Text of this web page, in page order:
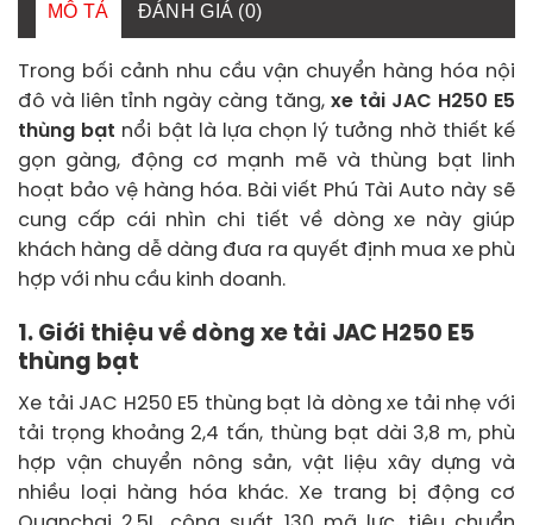
MÔ TẢ ĐÁNH GIÁ (0)
Trong bối cảnh nhu cầu vận chuyển hàng hóa nội
đô và liên tỉnh ngày càng tăng, xe tải JAC H250 E5
thùng bạt nổi bật là lựa chọn lý tưởng nhờ thiết kế
gọn gàng, động cơ mạnh mẽ và thùng bạt linh
hoạt bảo vệ hàng hóa. Bài viết Phú Tài Auto này sẽ
cung cấp cái nhìn chi tiết về dòng xe này giúp
khách hàng dễ dàng đưa ra quyết định mua xe phù
hợp với nhu cầu kinh doanh.
1. Giới thiệu về dòng xe tải JAC H250 E5
thùng bạt
Xe tải JAC H250 E5 thùng bạt là dòng xe tải nhẹ với
tải trọng khoảng 2,4 tấn, thùng bạt dài 3,8 m, phù
hợp vận chuyển nông sản, vật liệu xây dựng và
nhiều loại hàng hóa khác. Xe trang bị động cơ